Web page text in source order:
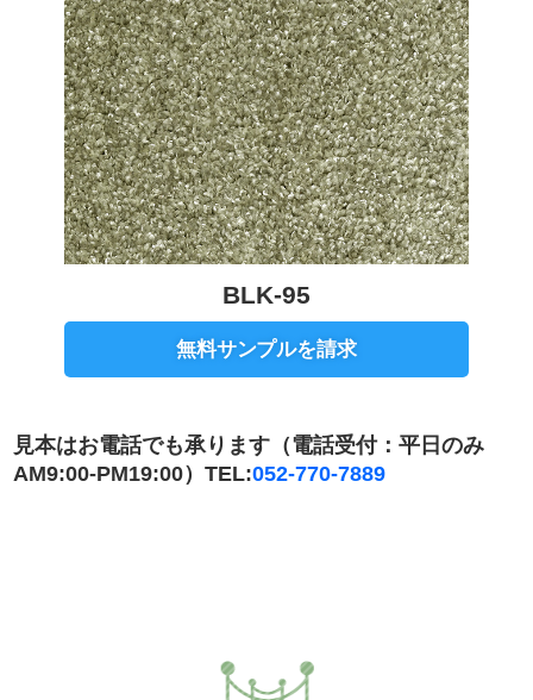
BLK-95
無料サンプルを請求
見本はお電話でも承ります（電話受付：平日のみ
AM9:00-PM19:00）TEL:052-770-7889